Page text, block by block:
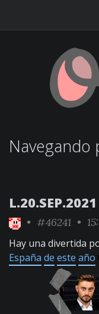
L.20.SEP.2021
• #46241 •
Hay una divertida
España de este año